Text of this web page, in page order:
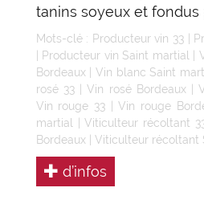
tanins soyeux et fondus
Mots-clé : Producteur vin 33
Producteur vin Saint martial|
Bordeaux|Vin blanc Saint
rosé 33 |Vin rosé Bordeaux|
Vin rouge 33 |Vin rouge
martial|Viticulteur récoltant
Bordeaux| Viticulteur récoltant
d’infos